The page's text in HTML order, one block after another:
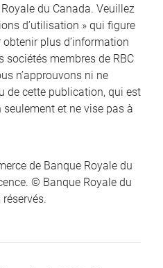
du Canada. Veuillez
d’utilisation » qui figure
plus d’information
sociétés membres de RBC
n’approuvons ni ne
de cette publication, qui est
et ne vise pas à
de Banque Royale du
© Banque Royale du